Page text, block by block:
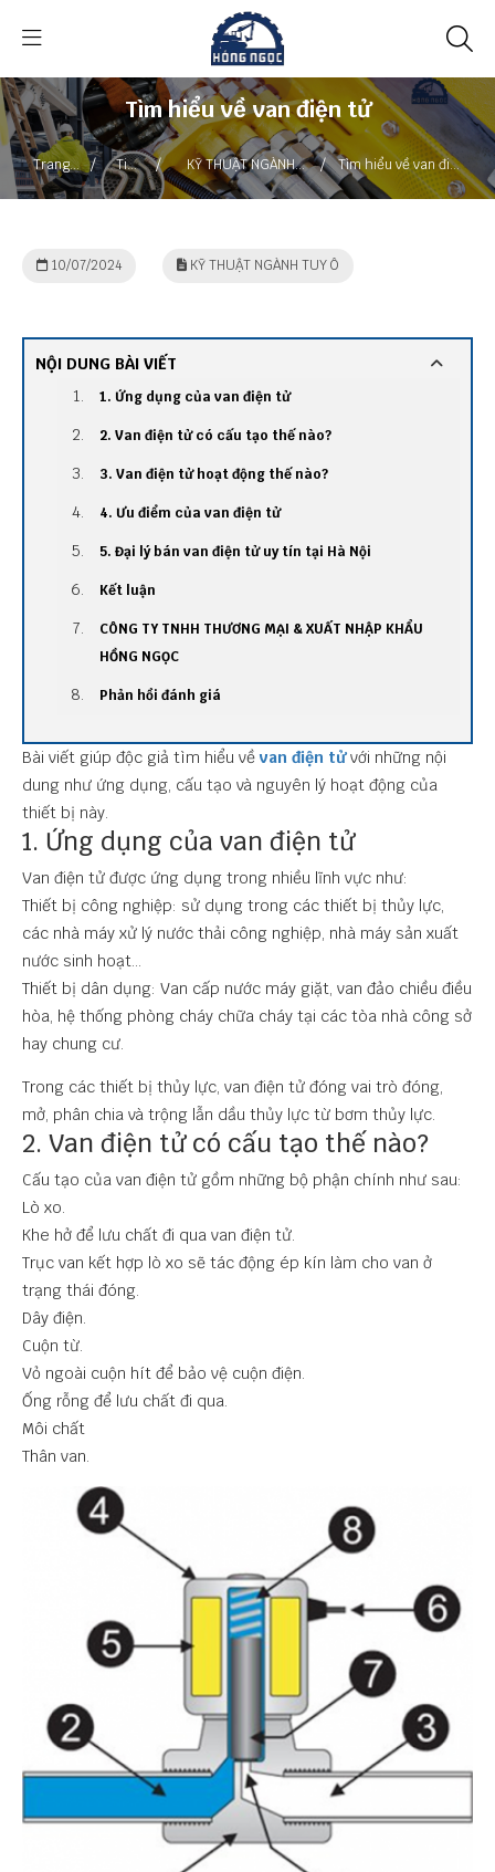
Tìm hiểu về van điện tử
Trang / Tin / KỸ THUẬT NGÀNH / Tìm hiểu về van điện
10/07/2024 KỸ THUẬT NGÀNH TUY Ô
NỘI DUNG BÀI VIẾT
1. Ứng dụng của van điện tử
2. Van điện tử có cấu tạo thế nào?
3. Van điện tử hoạt động thế nào?
4. Ưu điểm của van điện tử
5. Đại lý bán van điện tử uy tín tại Hà Nội
Kết luận
CÔNG TY TNHH THƯƠNG MẠI & XUẤT NHẬP KHẨU
HỒNG NGỌC
Phản hồi đánh giá
Bài viết giúp độc giả tìm hiểu vềvan điện tửvới những nội
dung như ứng dụng, cấu tạo và nguyên lý hoạt động của
thiết bị này.
1. Ứng dụng của van điện tử
Van điện tử được ứng dụng trong nhiều lĩnh vực như:
Thiết bị công nghiệp: sử dụng trong các thiết bị thủy lực,
các nhà máy xử lý nước thải công nghiệp, nhà máy sản xuất
nước sinh hoạt...
Thiết bị dân dụng: Van cấp nước máy giặt, van đảo chiều điều
hòa, hệ thống phòng cháy chữa cháy tại các tòa nhà công sở
hay chung cư.
Trong các thiết bị thủy lực, van điện tử đóng vai trò đóng,
mở, phân chia và trộng lẫn dầu thủy lực từ bơm thủy lực.
2. Van điện tử có cấu tạo thế nào?
Cấu tạo của van điện tử gồm những bộ phận chính như sau:
Lò xo.
Khe hở để lưu chất đi qua van điện tử.
Trục van kết hợp lò xo sẽ tác động ép kín làm cho van ở
trạng thái đóng.
Dây điện.
Cuộn từ.
Vỏ ngoài cuộn hít để bảo vệ cuộn điện.
Ống rỗng để lưu chất đi qua.
Môi chất
Thân van.